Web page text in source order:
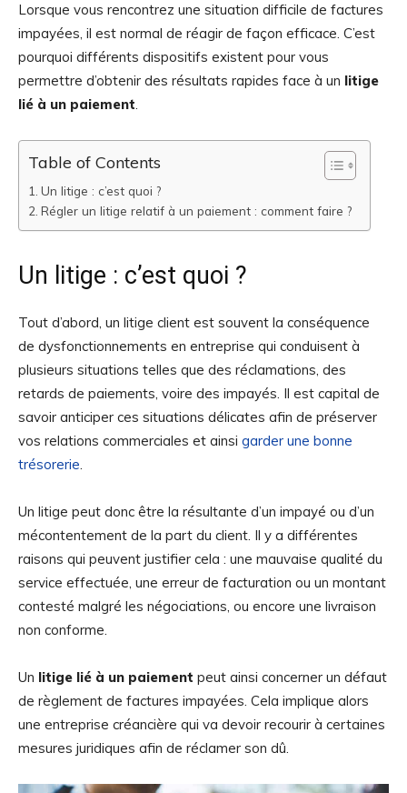
Lorsque vous rencontrez une situation difficile de factures
impayées, il est normal de réagir de façon efficace. C’est
pourquoi différents dispositifs existent pour vous
permettre d’obtenir des résultats rapides face à un litige
lié à un paiement.
Table of Contents
Un litige : c’est quoi ?
Régler un litige relatif à un paiement : comment faire ?
Un litige : c’est quoi ?
Tout d’abord, un litige client est souvent la conséquence
de dysfonctionnements en entreprise qui conduisent à
plusieurs situations telles que des réclamations, des
retards de paiements, voire des impayés. Il est capital de
savoir anticiper ces situations délicates afin de préserver
vos relations commerciales et ainsi garder une bonne
trésorerie.
Un litige peut donc être la résultante d’un impayé ou d’un
mécontentement de la part du client. Il y a différentes
raisons qui peuvent justifier cela : une mauvaise qualité du
service effectuée, une erreur de facturation ou un montant
contesté malgré les négociations, ou encore une livraison
non conforme.
Un litige lié à un paiement peut ainsi concerner un défaut
de règlement de factures impayées. Cela implique alors
une entreprise créancière qui va devoir recourir à certaines
mesures juridiques afin de réclamer son dû.